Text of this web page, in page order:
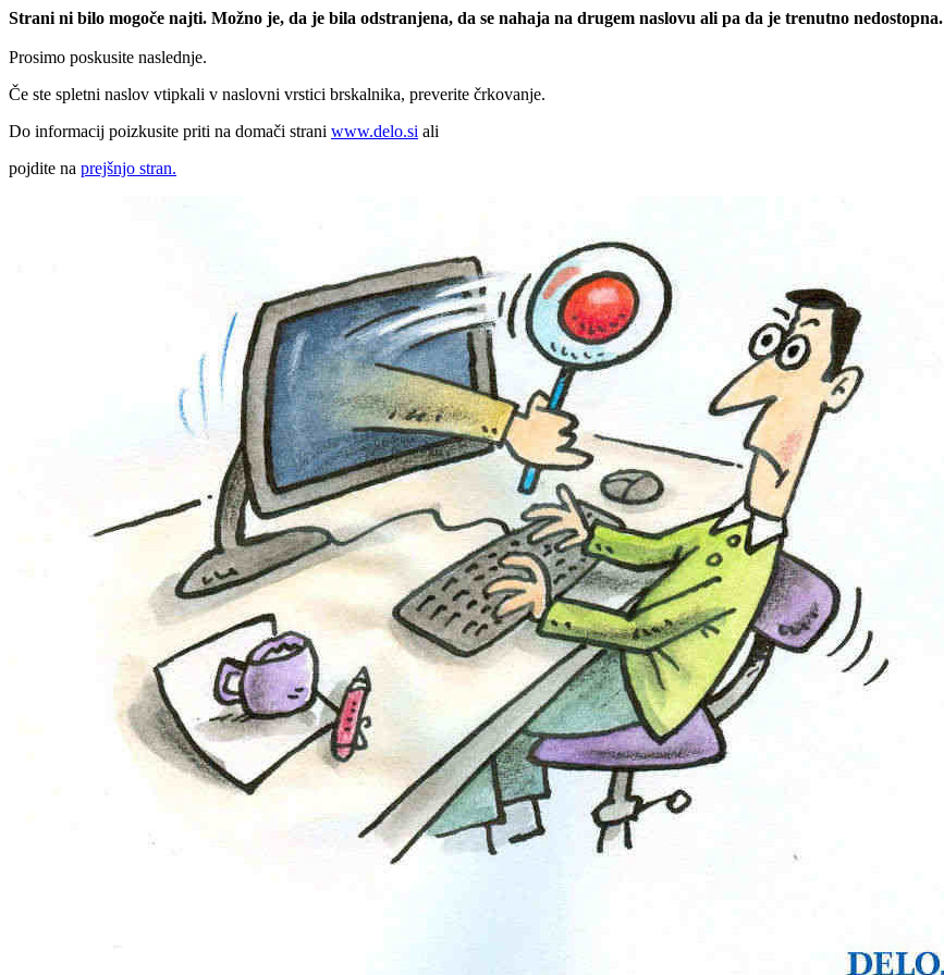
Strani ni bilo mogoče najti. Možno je, da je bila odstranjena, da se nahaja na drugem naslovu ali pa da je trenutno nedostopna.
Prosimo poskusite naslednje.
Če ste spletni naslov vtipkali v naslovni vrstici brskalnika, preverite črkovanje.
Do informacij poizkusite priti na domači strani www.delo.si ali
pojdite na prejšnjo stran.